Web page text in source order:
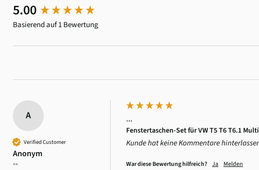
5.00
Basierend auf 1 Bewertung
A
Verified Customer
Anonym
""
...
Fenstertaschen-Set für VW T5 T6 T6.1
Kunde hat keine Kommentare
War diese Bewertung hilfreich? Ja Melden
New content loaded